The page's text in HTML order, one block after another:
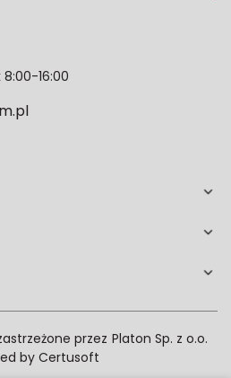
znajdziesz w naszej
zgody nie wpłynie na
dokonanego przed
16:00
przez Platon Sp. z o.o.
byCertusoft